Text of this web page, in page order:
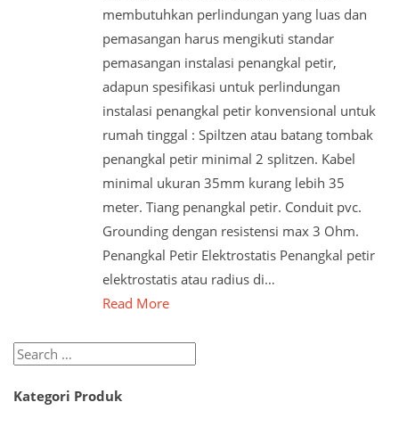
membutuhkan perlindungan yang luas dan
pemasangan harus mengikuti standar
pemasangan instalasi penangkal petir,
adapun spesifikasi untuk perlindungan
instalasi penangkal petir konvensional untuk
rumah tinggal : Spiltzen atau batang tombak
penangkal petir minimal 2 splitzen. Kabel
minimal ukuran 35mm kurang lebih 35
meter. Tiang penangkal petir. Conduit pvc.
Grounding dengan resistensi max 3 Ohm.
Penangkal Petir Elektrostatis Penangkal petir
elektrostatis atau radius di…
Read More
Search
Kategori Produk